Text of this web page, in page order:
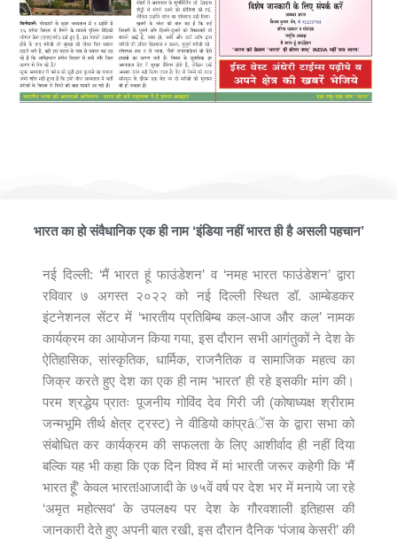
भारत का हो संवैधानिक एक ही नाम ‘इंडिया नहीं भारत ही है असली पहचान’
नई दिल्ली: ‘मैं भारत हूं फाउंडेशन’ व ‘नमह भारत फाउंडेशन’ द्वारा
रविवार ७ अगस्त २०२२ को नई दिल्ली स्थित डॉ. आम्बेडकर
इंटनेशनल सेंटर में ‘भारतीय प्रतिबिम्ब कल-आज और कल’ नामक
कार्यक्रम का आयोजन किया गया, इस दौरान सभी आगंतुकों ने देश के
ऐतिहासिक, सांस्कृतिक, धार्मिक, राजनैतिक व सामाजिक महत्व का
जिक्र करते हुए देश का एक ही नाम ‘भारत’ ही रहे इसकीr मांग की।
परम श्रद्धेय प्रातः पूजनीय गोविंद देव गिरी जी (कोषाध्यक्ष श्रीराम
जन्मभूमि तीर्थ क्षेत्र ट्रस्ट) ने वीडियो कांप्रâेंस के द्वारा सभा को
संबोधित कर कार्यक्रम की सफलता के लिए आशीर्वाद ही नहीं दिया
बल्कि यह भी कहा कि एक दिन विश्व में मां भारती जरूर कहेगी कि ‘मैं
भारत हूँ’ केवल भारत!आजादी के ७५वें वर्ष पर देश भर में मनाये जा रहे
‘अमृत महोत्सव’ के उपलक्ष्य पर देश के गौरवशाली इतिहास की
जानकारी देते हुए अपनी बात रखी, इस दौरान दैनिक ‘पंजाब केसरी’ की